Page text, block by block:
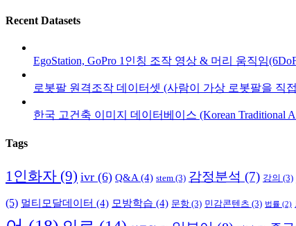
Recent Datasets
EgoStation, GoPro 1인칭 조작 영상 & 머리 움직임
로봇팔 원격조작 데이터셋 (사람이 가상 로봇팔을 직
한국 고건축 이미지 데이터베이스 (Korean Traditional
Tags
1인화자 (9) ivr (6) Q&A(4) stem (3) 감정분석 (7) 강의 (3)
(5) 멀티모달데이터 (4) 모방학습 (4) 문항 (3) 민감콘텐츠 (3) 법률 (2)